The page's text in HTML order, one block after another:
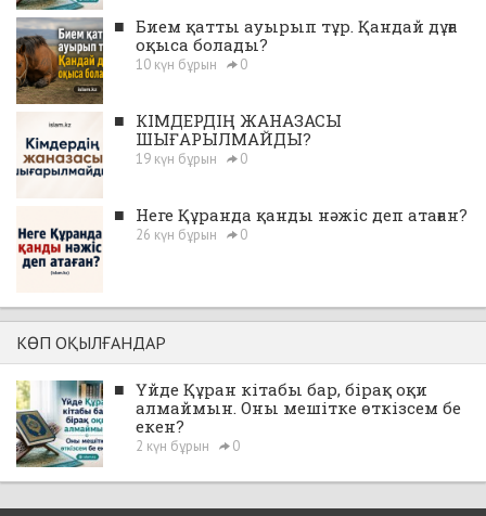
■ Бием қатты ауырып тұр. Қандай дұға
оқыса болады?
10 күн бұрын 0
■ КІМДЕРДІҢ ЖАНАЗАСЫ
ШЫҒАРЫЛМАЙДЫ?
19 күн бұрын 0
■ Неге Құранда қанды нәжіс деп атаған?
26 күн бұрын 0
КӨП ОҚЫЛҒАНДАР
■ Үйде Құран кітабы бар, бірақ оқи
алмаймын. Оны мешітке өткізсем бе
екен?
2 күн бұрын 0